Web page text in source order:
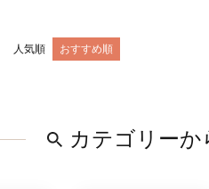
人気順 おすすめ順
カテゴリーか